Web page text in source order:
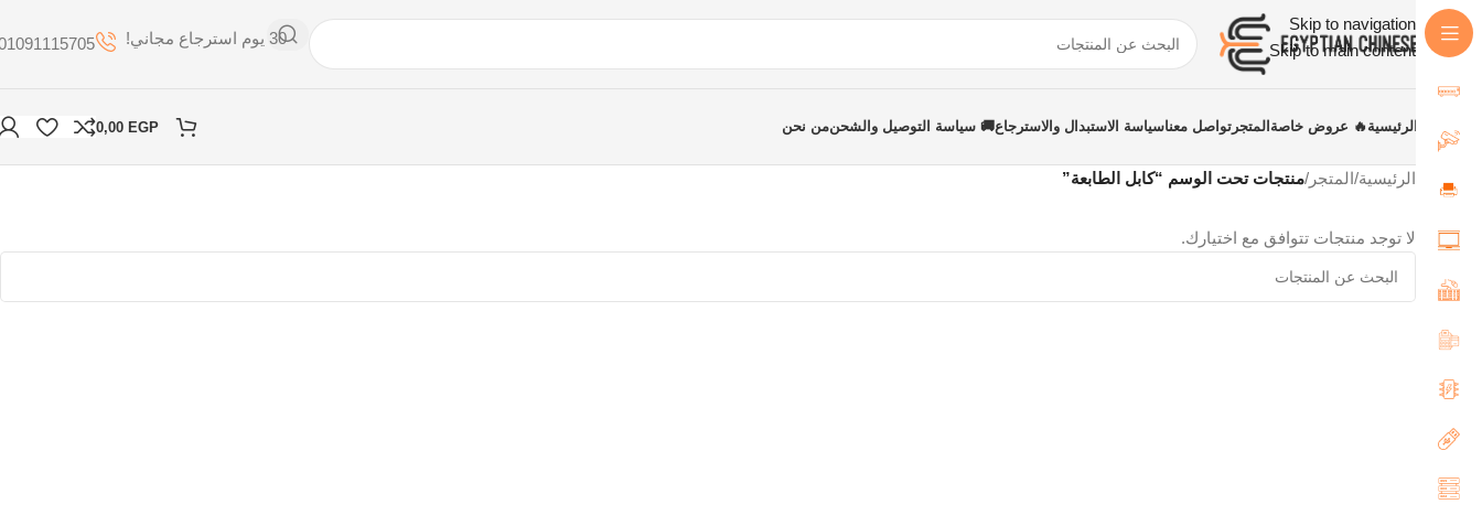
Skip to navigation
Skip to main content
30 يوم استرجاع مجاني!
الرئيسية 🔥 عروض خاصة المتجر تواصل معناسياسة الاستبدال والاسترجاع🚚 سياسة التوصيل والشحنمن نحن 0,00 EGP
الرئيسية/المتجر /منتجات تحت الوسم “كابل الطابعة”
لا توجد منتجات تتوافق مع اختيارك.